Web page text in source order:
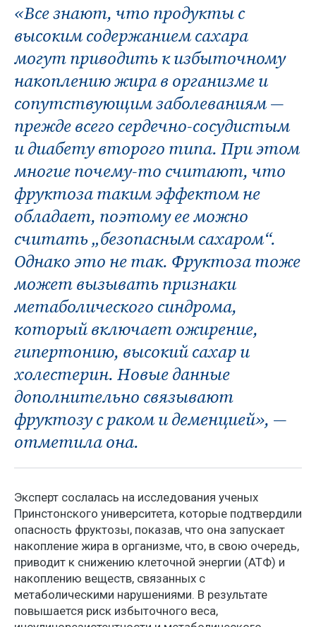
«Все знают, что продукты с
высоким содержанием сахара
могут приводить к избыточному
накоплению жира в организме и
сопутствующим заболеваниям —
прежде всего сердечно-сосудистым
и диабету второго типа. При этом
многие почему-то считают, что
фруктоза таким эффектом не
обладает, поэтому ее можно
считать „безопасным сахаром“.
Однако это не так. Фруктоза тоже
может вызывать признаки
метаболического синдрома,
который включает ожирение,
гипертонию, высокий сахар и
холестерин. Новые данные
дополнительно связывают
фруктозу с раком и деменцией», —
отметила она.
Эксперт сослалась на исследования ученых
Принстонского университета, которые подтвердили
опасность фруктозы, показав, что она запускает
накопление жира в организме, что, в свою очередь,
приводит к снижению клеточной энергии (АТФ) и
накоплению веществ, связанных с
метаболическими нарушениями. В результате
повышается риск избыточного веса,